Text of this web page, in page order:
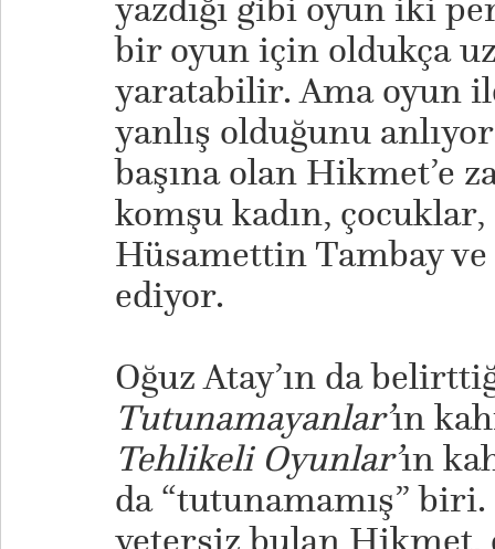
bir oyun için oldukça
yaratabilir. Ama oyun
yanlış olduğunu
başına olan Hikmet’e
komşu kadın,
Hüsamettin Tambay
ediyor.
Oğuz Atay’ın da
Tutunamayanlar’ın
Tehlikeli Oyunlar’ın
da “tutunamamış”